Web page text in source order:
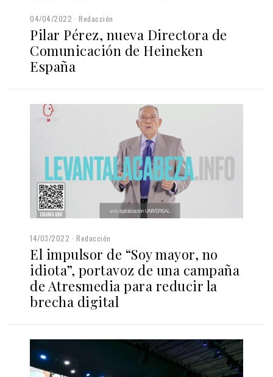
04/04/2022 Redacción
Pilar Pérez, nueva Directora de
Comunicación de Heineken
España
14/03/2022 Redacción
El impulsor de “Soy mayor, no
idiota”, portavoz de una campaña
de Atresmedia para reducir la
brecha digital